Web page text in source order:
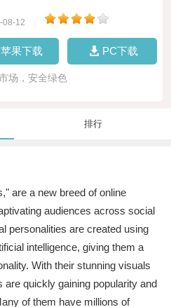
08-12
苹果下载 PC下载
场，安全绿色
排行
are a new breed of online
audiences across social
personalities are created using
intelligence, giving them a
With their stunning visuals
are quickly gaining popularity and
of them have millions of